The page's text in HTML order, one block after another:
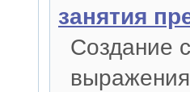
занятия
Создание